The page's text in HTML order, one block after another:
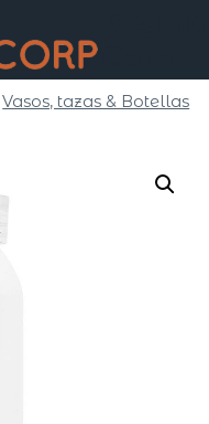
Vasos, tazas & Botellas